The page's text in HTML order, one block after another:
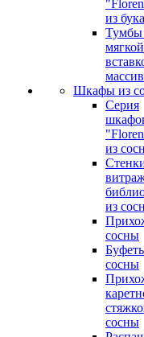
из бука
Тумбы
мягкой
Шкафы из
Серия
из
из
сосны
сосны
сосны